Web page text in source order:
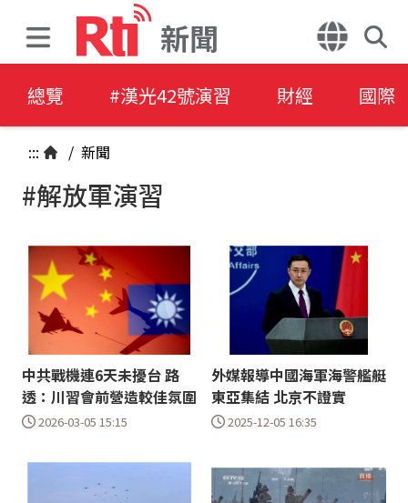
新聞
總覽 #漢光42號演習 財經 國際
::: / 新聞
#解放軍演習
中共戰機連6天未擾台 路
透：川習會前營造較佳氛圍
2026-03-05 15:15
外媒報導中國海軍海警艦艇
東亞集結 北京不證實
2025-12-05 16:35